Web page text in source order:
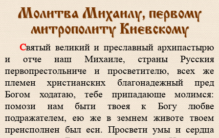
Молитва Михаилу, первому
митрополиту Киевскому
Святый великий и преславный архипастырю
и отче нaш Михаиле, страны Русския
первопрестольниче и просветителю, всех же
племен христианских благонадежный пред
Богом ходатаю, тебе припадающе молимся:
помози нам быти твоея к Богу любве
подражателем, ею же в земнем животе твоем
преисполнен был еси. Просвети умы и сердца